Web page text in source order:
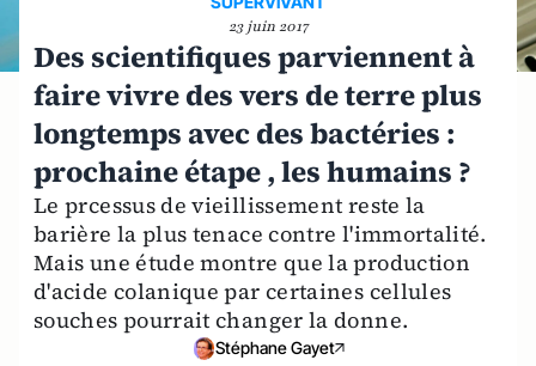
23 juin 2017
Des scientifiques parviennent à
faire vivre des vers de terre plus
longtemps avec des bactéries :
prochaine étape , les humains ?
Le prcessus de vieillissement reste la
barière la plus tenace contre l'immortalité.
Mais une étude montre que la production
d'acide colanique par certaines cellules
souches pourrait changer la donne.
Stéphane Gayet